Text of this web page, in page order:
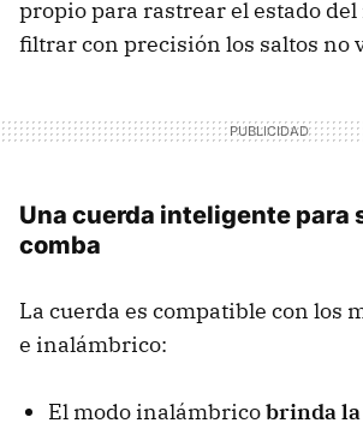
propio para rastrear el estado
filtrar con precisión los saltos no
Una cuerda inteligente para
comba
La cuerda es compatible con los
e inalámbrico:
El modo inalámbricobrinda la